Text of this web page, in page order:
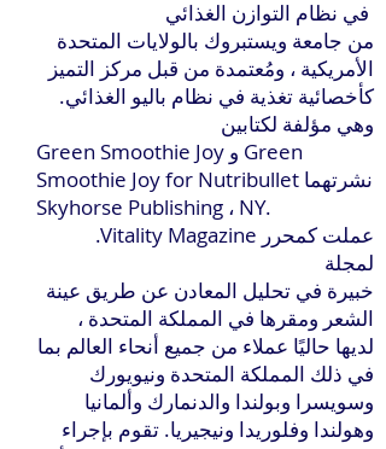
من جامعة ويستبروك بالولايات المتحدة
الأمريكية ، ومُعتمدة من قبل مركز التميز
كأخصائية تغذية في نظام باليو الغذائي.
وهي مؤلفة لكتابين
Green Smoothie Joy و Green
Smoothie Joy for Nutribullet نشرتهما
Skyhorse Publishing ، NY.
.Vitality Magazine عملت كمحرر
لمجلة
الشعر ومقرها في المملكة المتحدة ،
لديها حاليًا عملاء من جميع أنحاء العالم بما
في ذلك المملكة المتحدة ونيويورك
وسويسرا وبولندا والدنمارك وألمانيا
وهولندا وفلوريدا ونيجيريا. تقوم بإجراء